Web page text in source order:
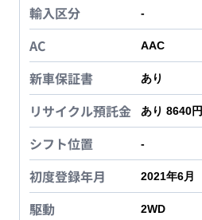
輸入区分 -
AC AAC
新車保証書 あり
リサイクル預託金 あり 8640円
シフト位置 -
初度登録年月 2021年6月
駆動 2WD